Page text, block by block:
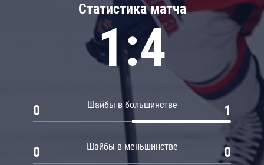
Статистика матча
1:4
Шайбы в большинстве
0 1
Шайбы в меньшинстве
0 0